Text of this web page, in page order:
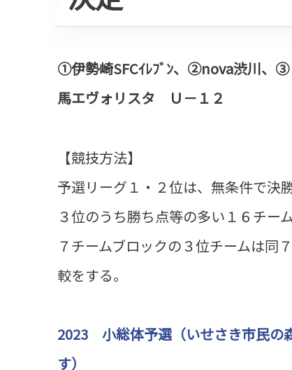
①伊勢崎SFCｲﾚﾌﾞﾝ、②nova渋川、
馬エヴォリスタ Ｕ－１２
【競技方法】
予選リーグ１・２位は、無条件で決
３位のうち勝ち点等の多い１６チー
７チームブロックの３位チームは同
較をする。
2023 小総体予選（いせさき市民の
す）